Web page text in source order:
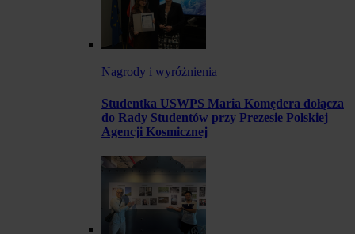
Nagrody i wyróżnienia
Studentka USWPS Maria Komędera dołącza
do Rady Studentów przy Prezesie Polskiej
Agencji Kosmicznej